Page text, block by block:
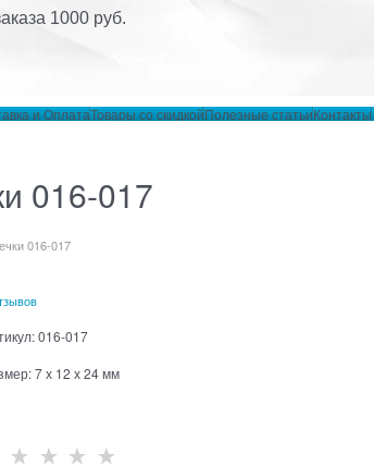
1000 руб.
и ОплатаТовары со скидкойПолезные статьиКонтакты
016-017
016-017
016-017
7 х 12 х 24 мм